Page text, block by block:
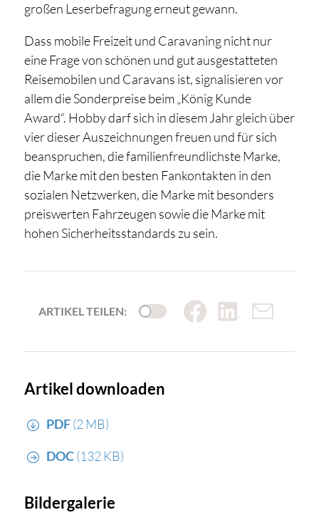
großen Leserbefragung erneut gewann.
Dass mobile Freizeit und Caravaning nicht nur
eine Frage von schönen und gut ausgestatteten
Reisemobilen und Caravans ist, signalisieren vor
allem die Sonderpreise beim „König Kunde
Award“. Hobby darf sich in diesem Jahr gleich über
vier dieser Auszeichnungen freuen und für sich
beanspruchen, die familienfreundlichste Marke,
die Marke mit den besten Fankontakten in den
sozialen Netzwerken, die Marke mit besonders
preiswerten Fahrzeugen sowie die Marke mit
hohen Sicherheitsstandards zu sein.
ARTIKEL TEILEN:
Artikel downloaden
PDF(2 MB)
DOC(132 KB)
Bildergalerie